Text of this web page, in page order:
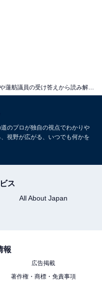
るセミナーで危機管理
た。
うな堂々たる対応でき
のプロが独自の視点でわかりや
視野が広がる、いつでも何かを
ス
All About Japan
報
広告掲載
著作権・商標・免責事項